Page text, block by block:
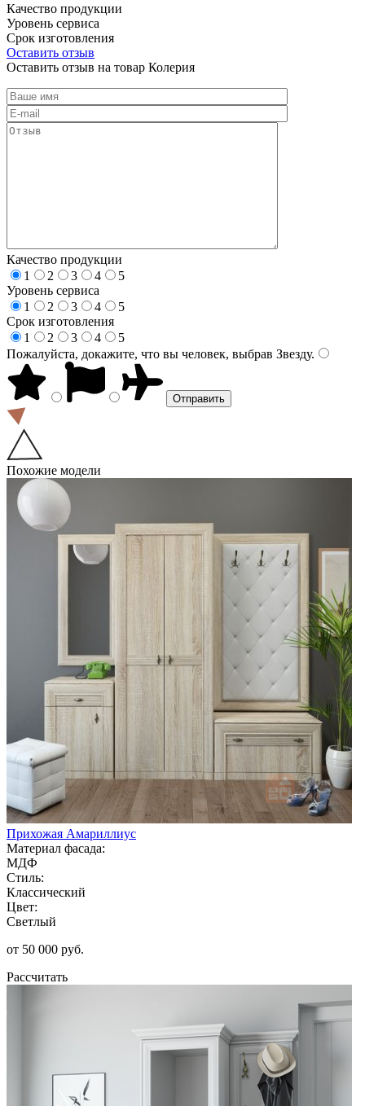
Качество продукции
Уровень сервиса
Срок изготовления
Оставить отзыв
Оставить отзыв на товар Колерия
Качество продукции
1
2 3 4
5
Уровень сервиса
1
2 3 4
5
Срок изготовления
1
2 3 4
5
Пожалуйста, докажите, что вы человек, выбрав Звезду.
Похожие модели
Прихожая Амариллиус
Материал фасада:
МДФ
Стиль:
Классический
Цвет:
Светлый
от 50 000 руб.
Рассчитать